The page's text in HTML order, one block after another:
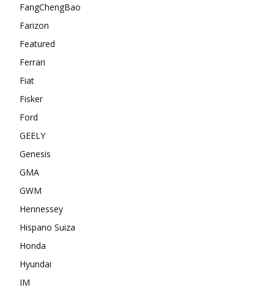
FangChengBao
Farizon
Featured
Ferrari
Fiat
Fisker
Ford
GEELY
Genesis
GMA
GWM
Hennessey
Hispano Suiza
Honda
Hyundai
IM